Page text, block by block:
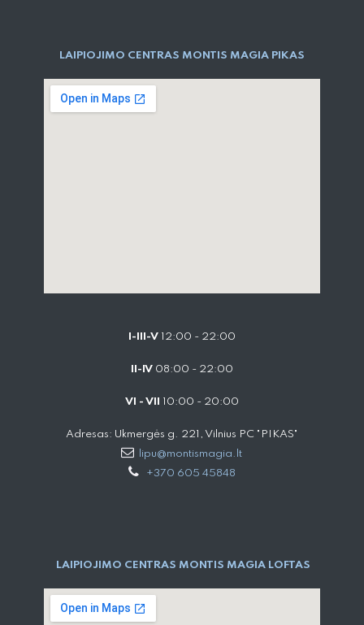
LAIPIOJIMO CENTRAS MONTIS MAGIA PIKAS
I-III-V 12:00 - 22:00
II-IV 08:00 - 22:00
VI - VII 10:00 - 20:00
Adresas: Ukmergės g. 221, Vilnius PC "PIKAS"
lipu@montismagia.lt
+370 605 45848
LAIPIOJIMO CENTRAS MONTIS MAGIA LOFTAS